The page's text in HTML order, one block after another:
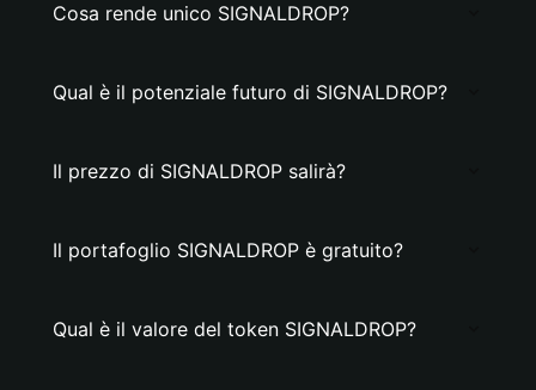
Cosa rende unico SIGNALDROP?
Qual è il potenziale futuro di SIGNALDROP?
Il prezzo di SIGNALDROP salirà?
Il portafoglio SIGNALDROP è gratuito?
Qual è il valore del token SIGNALDROP?